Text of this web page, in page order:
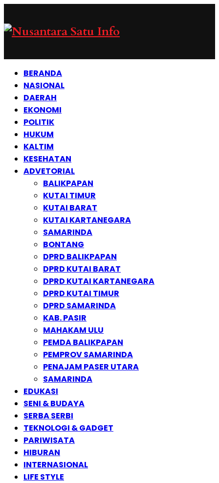
BERANDA
NASIONAL
DAERAH
EKONOMI
POLITIK
HUKUM
KALTIM
KESEHATAN
ADVETORIAL
BALIKPAPAN
KUTAI TIMUR
KUTAI BARAT
KUTAI KARTANEGARA
SAMARINDA
BONTANG
DPRD BALIKPAPAN
DPRD KUTAI BARAT
DPRD KUTAI KARTANEGARA
DPRD KUTAI TIMUR
DPRD SAMARINDA
KAB. PASIR
MAHAKAM ULU
PEMDA BALIKPAPAN
PEMPROV SAMARINDA
PENAJAM PASER UTARA
SAMARINDA
EDUKASI
SENI & BUDAYA
SERBA SERBI
TEKNOLOGI & GADGET
PARIWISATA
HIBURAN
INTERNASIONAL
LIFE STYLE